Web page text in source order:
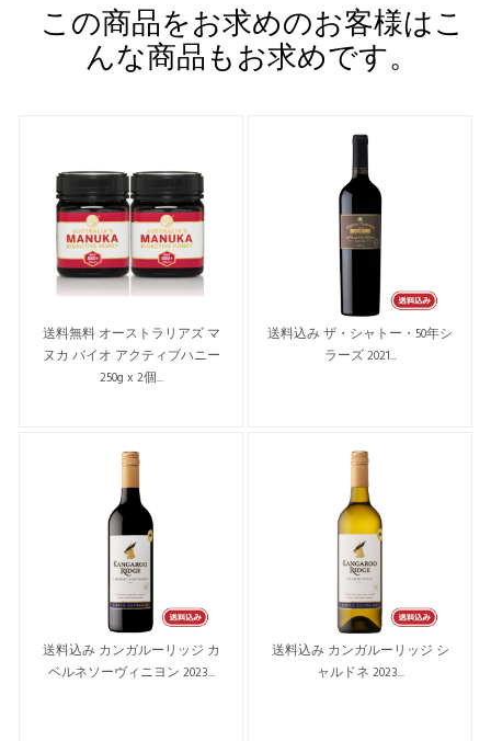
この商品をお求めのお客様はこ
んな商品もお求めです。
送料無料 オーストラリアズ マ
ヌカ バイオ アクティブハニー
250g x 2個...
送料込み ザ・シャトー・50年シ
ラーズ 2021...
送料込み カンガルーリッジ カ
ベルネソーヴィニヨン 2023...
送料込み カンガルーリッジ シ
ャルドネ 2023...